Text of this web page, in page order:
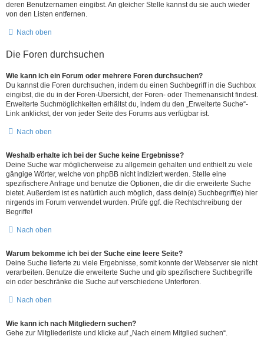
deren Benutzernamen eingibst. An gleicher Stelle kannst du sie auch wieder
von den Listen entfernen.
Nach oben
Die Foren durchsuchen
Wie kann ich ein Forum oder mehrere Foren durchsuchen?
Du kannst die Foren durchsuchen, indem du einen Suchbegriff in die Suchbox
eingibst, die du in der Foren-Übersicht, der Foren- oder Themenansicht findest.
Erweiterte Suchmöglichkeiten erhältst du, indem du den „Erweiterte Suche“-
Link anklickst, der von jeder Seite des Forums aus verfügbar ist.
Nach oben
Weshalb erhalte ich bei der Suche keine Ergebnisse?
Deine Suche war möglicherweise zu allgemein gehalten und enthielt zu viele
gängige Wörter, welche von phpBB nicht indiziert werden. Stelle eine
spezifischere Anfrage und benutze die Optionen, die dir die erweiterte Suche
bietet. Außerdem ist es natürlich auch möglich, dass dein(e) Suchbegriff(e) hier
nirgends im Forum verwendet wurden. Prüfe ggf. die Rechtschreibung der
Begriffe!
Nach oben
Warum bekomme ich bei der Suche eine leere Seite?
Deine Suche lieferte zu viele Ergebnisse, somit konnte der Webserver sie nicht
verarbeiten. Benutze die erweiterte Suche und gib spezifischere Suchbegriffe
ein oder beschränke die Suche auf verschiedene Unterforen.
Nach oben
Wie kann ich nach Mitgliedern suchen?
Gehe zur Mitgliederliste und klicke auf „Nach einem Mitglied suchen“.